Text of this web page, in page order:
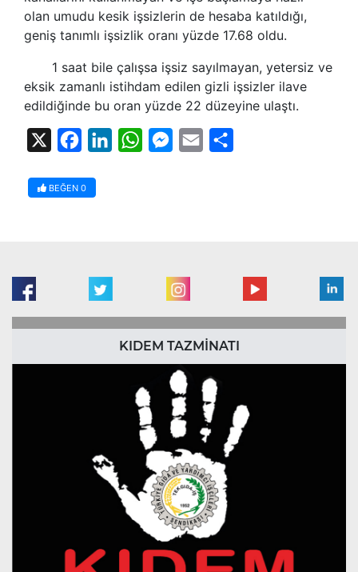
olan umudu kesik işsizlerin de hesaba katıldığı,
geniş tanımlı işsizlik oranı yüzde 17.68 oldu.
1 saat bile çalışsa işsiz sayılmayan, yetersiz ve
eksik zamanlı istihdam edilen gizli işsizler ilave
edildiğinde bu oran yüzde 22 düzeyine ulaştı.
FacebookLinkedInWhatsAppMessenger
Email
BEĞEN 0
KIDEM TAZMİNATI